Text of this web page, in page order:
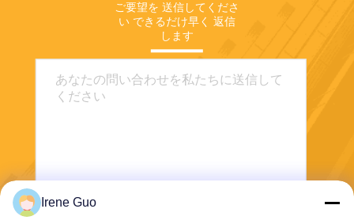
ご要望を 送信してくださ
い できるだけ早く 返信
します
Irene Guo